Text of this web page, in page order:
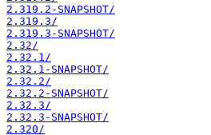
2.319.2-SNAPSHOT/
2.319.3/
2.319.3-SNAPSHOT/
2.32/
2.32.1/
2.32.1-SNAPSHOT/
2.32.2/
2.32.2-SNAPSHOT/
2.32.3/
2.32.3-SNAPSHOT/
2.320/